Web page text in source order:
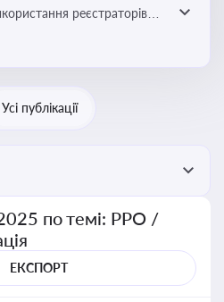
реєстраторів
щодо РРО
Усі публікації
по темі: РРО /
ЕКСПОРТ